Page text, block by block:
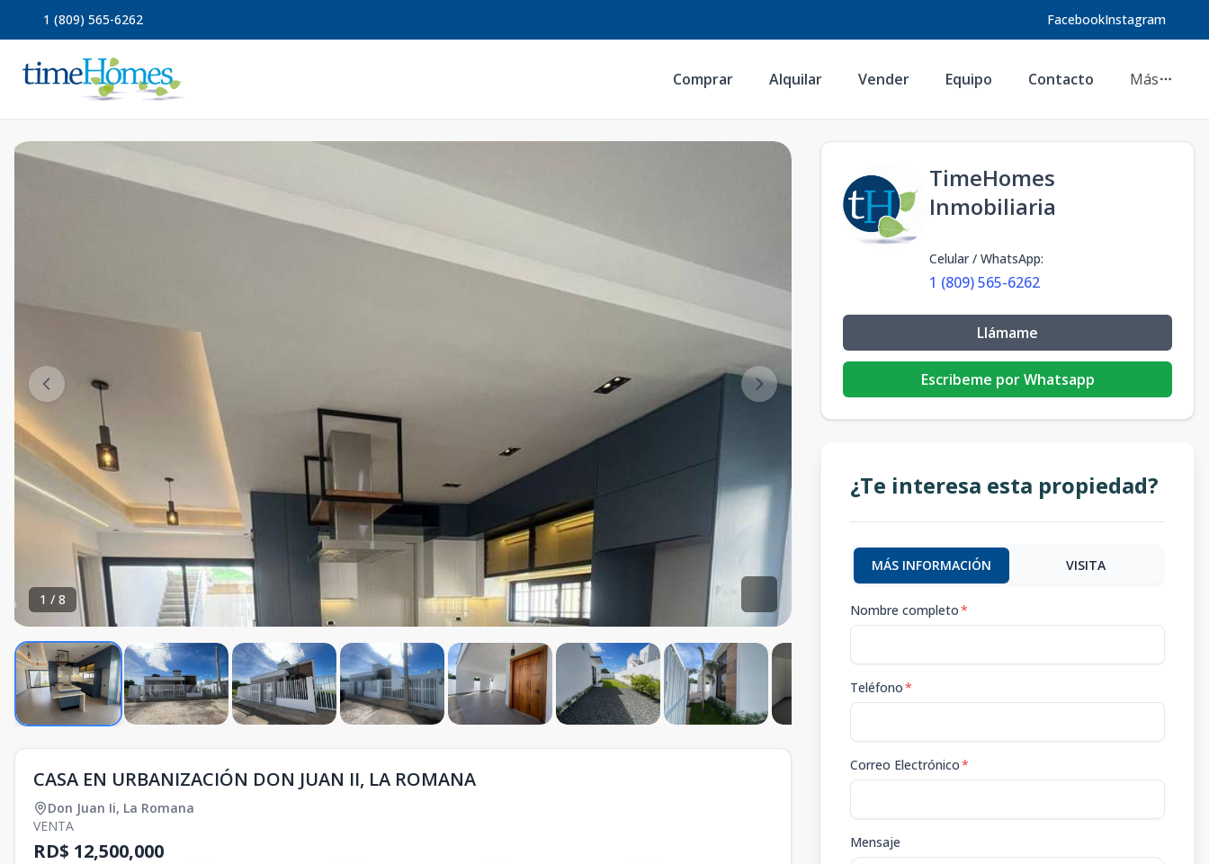
1 (809) 565-6262 FacebookInstagram
Comprar Alquilar Vender Equipo Contacto Más
1 / 8
CASA EN URBANIZACIÓN DON JUAN II, LA ROMANA
Don Juan Ii, La Romana
VENTA
RD$ 12,500,000
TimeHomes
Inmobiliaria
Celular / WhatsApp:
1 (809) 565-6262
Llámame
Escribeme por Whatsapp
¿Te interesa esta propiedad?
MÁS INFORMACIÓN VISITA
Nombre completo*
Teléfono*
Correo Electrónico*
Mensaje